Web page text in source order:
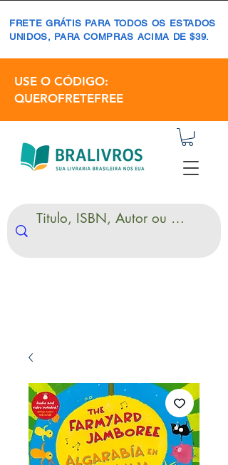
FRETE GRÁTIS PARA TODOS OS ESTADOS
UNIDOS, PARA COMPRAS ACIMA DE $39.
USE O CÓDIGO:
QUEROFRETEFREE